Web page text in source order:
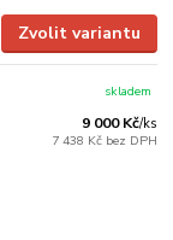
Zvolit variantu
9 000 Kč/ks
7 438 Kč bez DPH
skladem